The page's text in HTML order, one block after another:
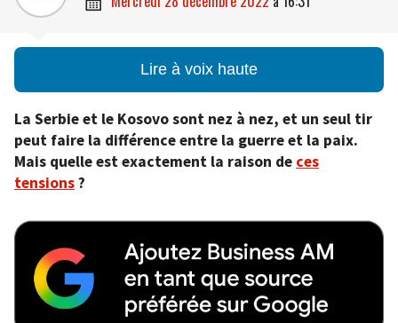
Lire à voix haute
La Serbie et le Kosovo sont nez à nez, et un seul tir
peut faire la différence entre la guerre et la paix.
Mais quelle est exactement la raison de ces
tensions?